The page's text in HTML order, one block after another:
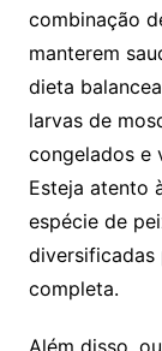
combinação
manterem
dieta
larvas de
congelados e
Esteja atento
‌espécie⁢ de
diversificadas
completa.